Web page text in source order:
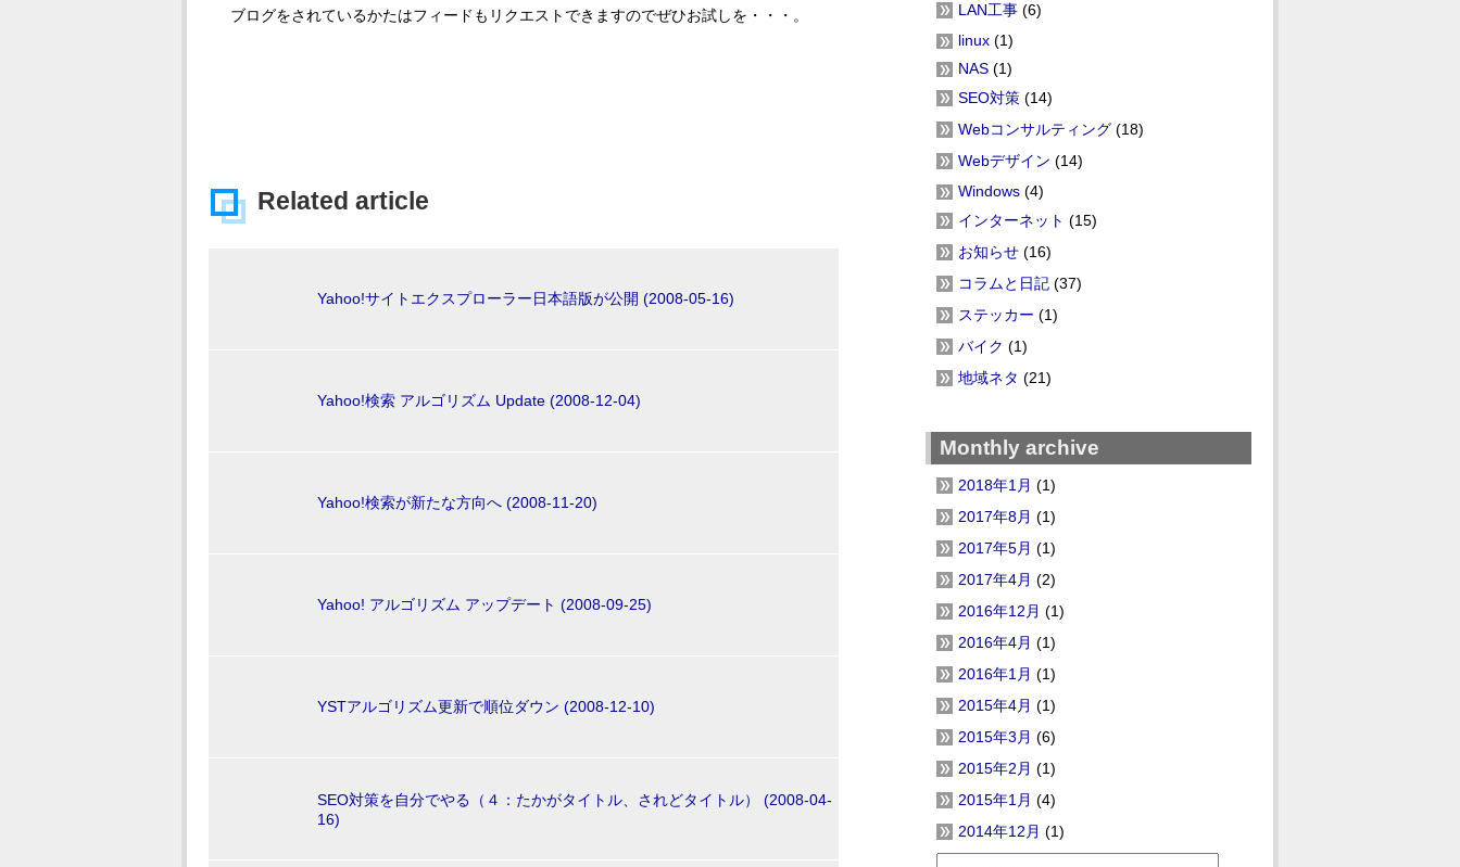
ブログをされているかたはフィードもリクエストできますのでぜひお試しを・・・。
Related article
Yahoo!サイトエクスプローラー日本語版が公開 (2008-05-16)
Yahoo!検索 アルゴリズム Update (2008-12-04)
Yahoo!検索が新たな方向へ (2008-11-20)
Yahoo! アルゴリズム アップデート (2008-09-25)
YSTアルゴリズム更新で順位ダウン (2008-12-10)
SEO対策を自分でやる（４：たかがタイトル、されどタイトル） (2008-04-
16)
LAN工事 (6)
linux (1)
NAS (1)
SEO対策 (14)
Webコンサルティング (18)
Webデザイン (14)
Windows (4)
インターネット (15)
お知らせ (16)
コラムと日記 (37)
ステッカー (1)
バイク (1)
地域ネタ (21)
Monthly archive
2018年1月 (1)
2017年8月 (1)
2017年5月 (1)
2017年4月 (2)
2016年12月 (1)
2016年4月 (1)
2016年1月 (1)
2015年4月 (1)
2015年3月 (6)
2015年2月 (1)
2015年1月 (4)
2014年12月 (1)